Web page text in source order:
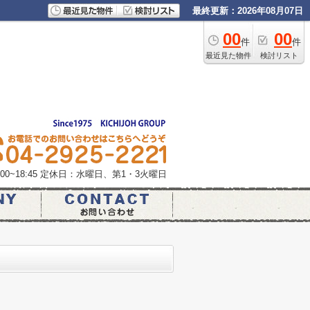
最終更新：2026年08月07日
00件
最近見た物件
00件
検討リスト
定休日：水曜日、第1・3火曜日